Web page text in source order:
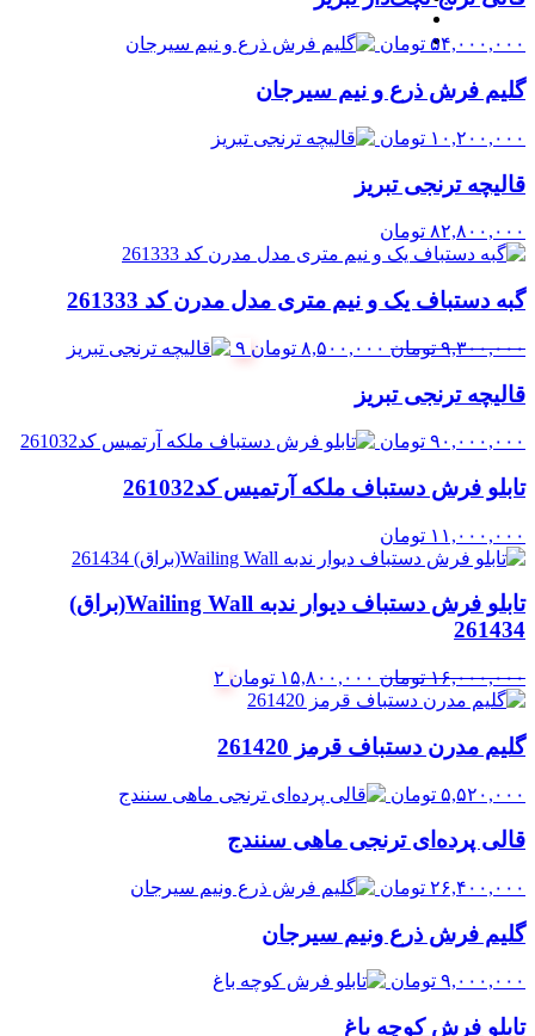
بود.
۵۴,۰۰۰,۰۰۰ تومان
گلیم فرش ذرع و نیم سیرجان
۱۰,۲۰۰,۰۰۰ تومان
قالیچه ترنجی تبریز
۸۲,۸۰۰,۰۰۰ تومان
گبه دستباف یک و نیم متری مدل مدرن کد 261333
۹,۳۰۰,۰۰۰ تومان قیمت
بود.
۸,۵۰۰,۰۰۰ تومان قیمت
۹
قالیچه ترنجی تبریز
۹۰,۰۰۰,۰۰۰ تومان
تابلو فرش دستباف ملکه آرتمیس کد261032
۱۱,۰۰۰,۰۰۰ تومان
تابلو فرش دستباف دیوار ندبه Wailing Wall(براق)
261434
۱۶,۰۰۰,۰۰۰ تومان قیمت
اصلی:
بود.
۱۵,۸۰۰,۰۰۰ تومان قیمت
۲
گلیم مدرن دستباف قرمز 261420
۵,۵۲۰,۰۰۰ تومان
قالی پرده‌ای ترنجی ماهی سنندج
۲۶,۴۰۰,۰۰۰ تومان
گلیم فرش ذرع ونیم سیرجان
۹,۰۰۰,۰۰۰ تومان
تابلو فرش کوچه باغ